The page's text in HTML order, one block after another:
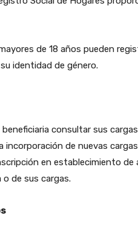
de 18 años pueden
identidad de género.
consultar sus
incorporación de nuevas
en establecimiento
de sus cargas.